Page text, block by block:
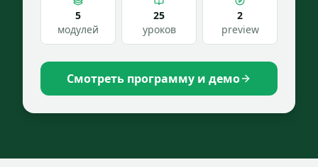
5
модулей
25
уроков
2
preview
Смотреть программу и демо